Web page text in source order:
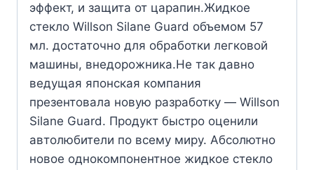
эффект, и защита от царапин.Жидкое
стекло Willson Silane Guard объемом 57
мл. достаточно для обработки легковой
машины, внедорожника.Не так давно
ведущая японская компания
презентовала новую разработку — Willson
Silane Guard. Продукт быстро оценили
автолюбители по всему миру. Абсолютно
новое однокомпонентное жидкое стекло